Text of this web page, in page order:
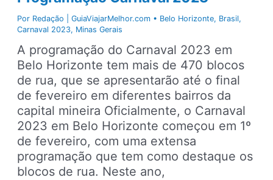
Por Redação | GuiaViajarMelhor.com • Belo Horizonte, Brasil,
Carnaval 2023, Minas Gerais
A programação do Carnaval 2023 em
Belo Horizonte tem mais de 470 blocos
de rua, que se apresentarão até o final
de fevereiro em diferentes bairros da
capital mineira Oficialmente, o Carnaval
2023 em Belo Horizonte começou em 1º
de fevereiro, com uma extensa
programação que tem como destaque os
blocos de rua. Neste ano,